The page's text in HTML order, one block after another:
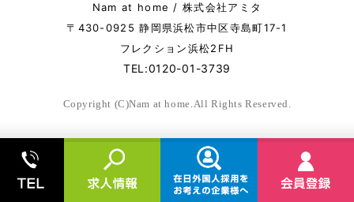
Nam at home / 株式会社アミタ
〒430-0925 静岡県浜松市中区寺島町17-1
フレクション浜松2FH
TEL:0120-01-3739
Copyright (C)Nam at home.All Rights Reserved.